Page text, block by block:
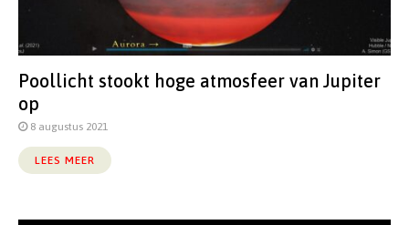
Poollicht stookt hoge atmosfeer van Jupiter
op
8 augustus 2021
LEES MEER